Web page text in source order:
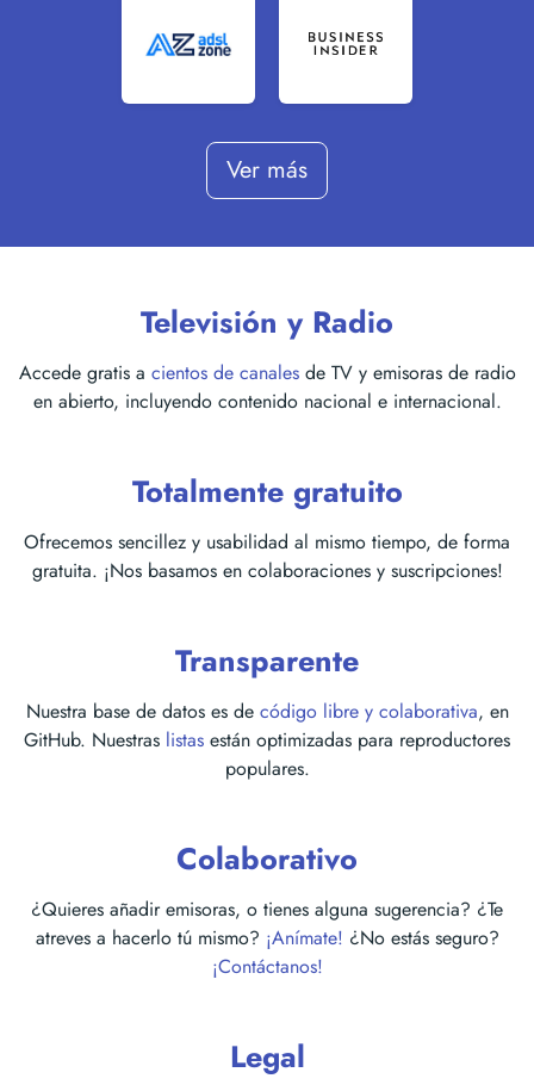
Ver más
Televisión y Radio
Accede gratis a cientos de canalesde TV y emisoras de radio
en abierto, incluyendo contenido nacional e internacional.
Totalmente gratuito
Ofrecemos sencillez y usabilidad al mismo tiempo, de forma
gratuita. ¡Nos basamos en colaboraciones y suscripciones!
Transparente
Nuestra base de datos es de código libre y colaborativa, en
GitHub. Nuestras listas están optimizadas para reproductores
populares.
Colaborativo
¿Quieres añadir emisoras, o tienes alguna sugerencia? ¿Te
atreves a hacerlo tú mismo? ¡Anímate! ¿No estás seguro?
¡Contáctanos!
Legal